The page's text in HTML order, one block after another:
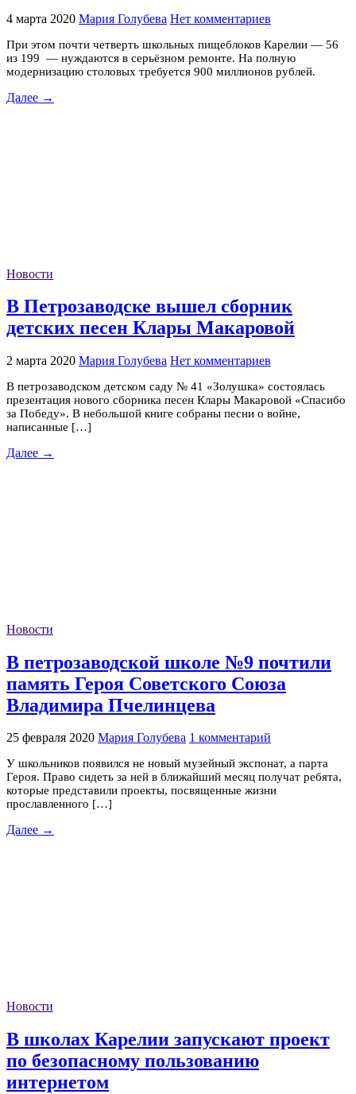
4 марта 2020 Мария Голубева Нет комментариев
При этом почти четверть школьных пищеблоков Карелии — 56
из 199 — нуждаются в серьёзном ремонте. На полную
модернизацию столовых требуется 900 миллионов рублей.
Далее →
Новости
В Петрозаводске вышел сборник
детских песен Клары Макаровой
2 марта 2020 Мария Голубева Нет комментариев
В петрозаводском детском саду № 41 «Золушка» состоялась
презентация нового сборника песен Клары Макаровой «Спасибо
за Победу». В небольшой книге собраны песни о войне,
написанные […]
Далее →
Новости
В петрозаводской школе №9 почтили
память Героя Советского Союза
Владимира Пчелинцева
25 февраля 2020 Мария Голубева 1 комментарий
У школьников появился не новый музейный экспонат, а парта
Героя. Право сидеть за ней в ближайший месяц получат ребята,
которые представили проекты, посвященные жизни
прославленного […]
Далее →
Новости
В школах Карелии запускают проект
по безопасному пользованию
интернетом